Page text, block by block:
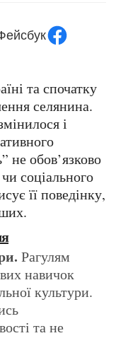
селянина.
і
не обов’язково
соціального
її поведінку,
Рагулям
навичок
культури.
та не